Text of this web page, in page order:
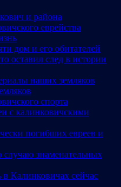
и района
еврейства
дом и его обитателей
оставил след в истории
наших земляков
спорта
с калинковичскими
погибших евреев и
случаю знаменательных
в Калинковичах сейчас